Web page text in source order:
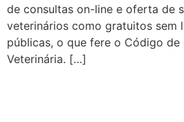
de consultas on-line e oferta de
veterinários como gratuitos sem
públicas, o que fere o Código de
Veterinária. […]